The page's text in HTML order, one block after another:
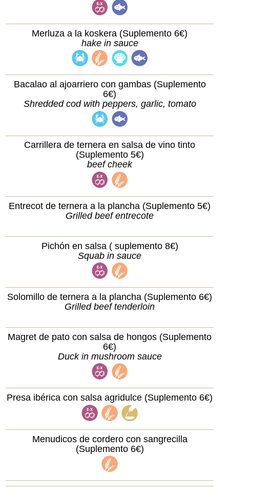
Merluza a la koskera (Suplemento 6€)
hake in sauce
Bacalao al ajoarriero con gambas (Suplemento
6€)
Shredded cod with peppers, garlic, tomato
Carrillera de ternera en salsa de vino tinto
(Suplemento 5€)
beef cheek
Entrecot de ternera a la plancha (Suplemento 5€)
Grilled beef entrecote
Pichón en salsa ( suplemento 8€)
Squab in sauce
Solomillo de ternera a la plancha (Suplemento 6€)
Grilled beef tenderloin
Magret de pato con salsa de hongos (Suplemento
6€)
Duck in mushroom sauce
Presa ibérica con salsa agridulce (Suplemento 6€)
Menudicos de cordero con sangrecilla
(Suplemento 6€)